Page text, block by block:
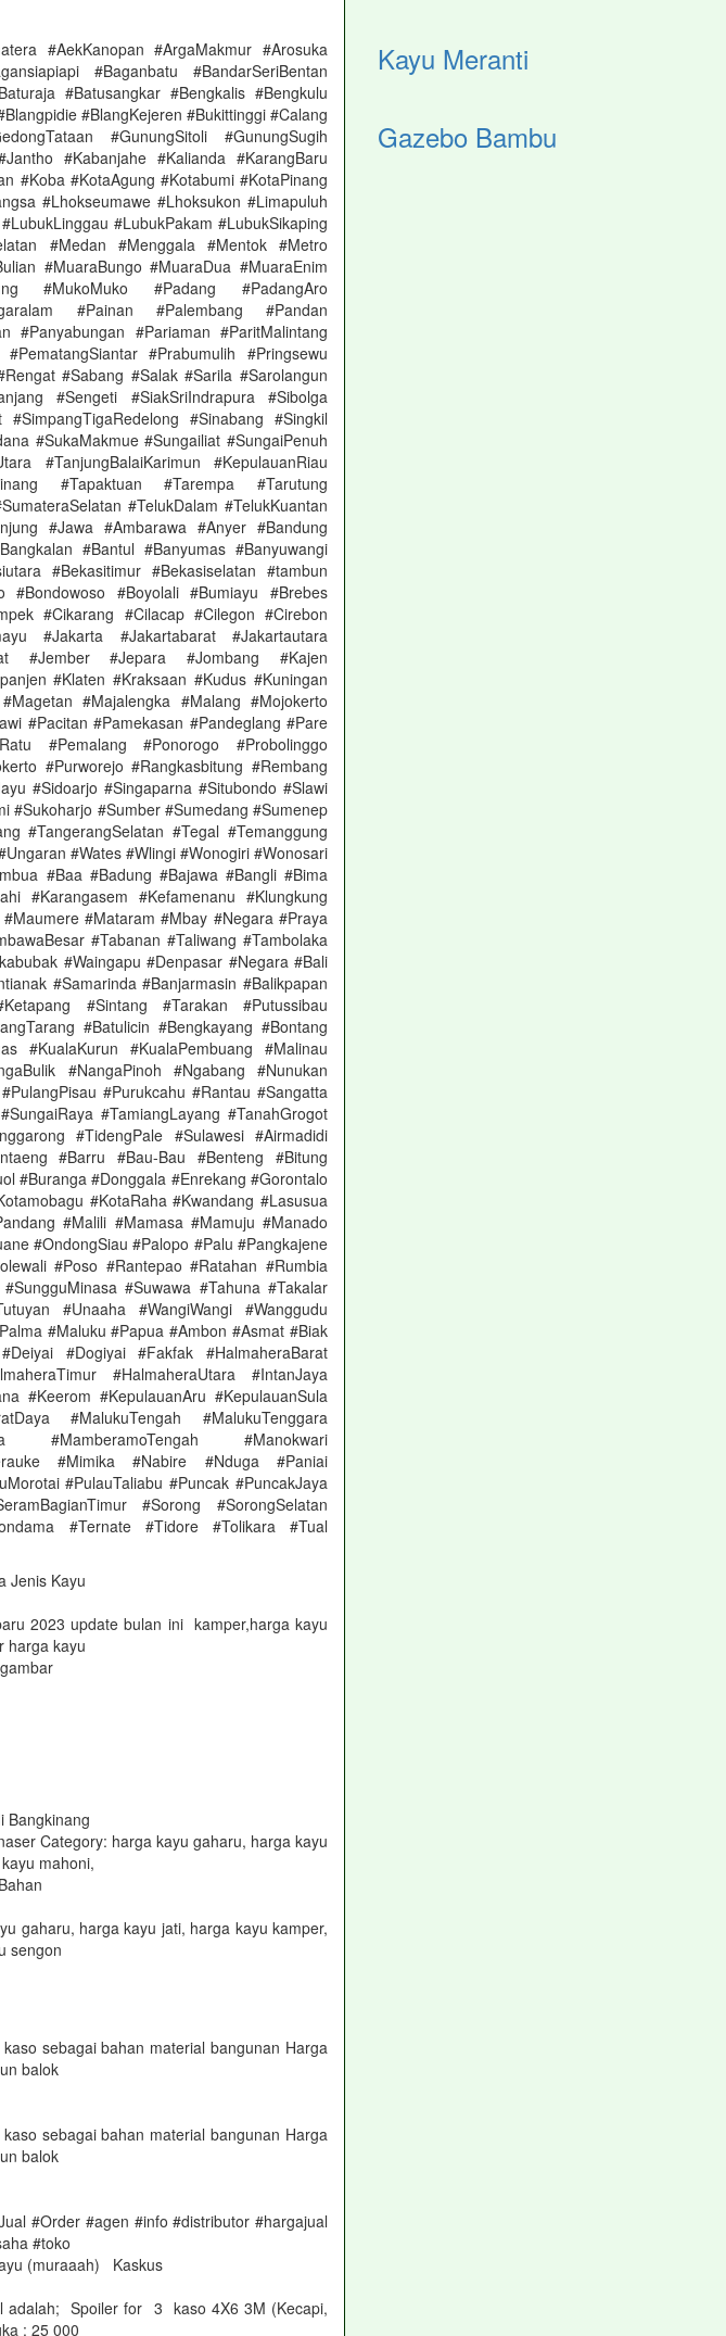
#AekKanopan #ArgaMakmur #Arosuka
#Baganbatu #BandarSeriBentan
#Batusangkar #Bengkalis #Bengkulu
#BlangKejeren #Bukittinggi #Calang
#GunungSitoli #GunungSugih
#Kabanjahe #Kalianda #KarangBaru
#Koba #KotaAgung #Kotabumi #KotaPinang
#Lhokseumawe #Lhoksukon #Limapuluh
#LubukPakam #LubukSikaping
#Medan #Menggala #Mentok #Metro
#MuaraBungo #MuaraDua #MuaraEnim
#MukoMuko #Padang #PadangAro
#Painan #Palembang #Pandan
#Panyabungan #Pariaman #ParitMalintang
#Prabumulih #Pringsewu
#Sabang #Salak #Sarila #Sarolangun
#Sengeti #SiakSriIndrapura #Sibolga
#Sinabang #Singkil
#SukaMakmue #Sungailiat #SungaiPenuh
#TanjungBalaiKarimun #KepulauanRiau
#Tapaktuan #Tarempa #Tarutung
#TelukDalam #TelukKuantan
#Jawa #Ambarawa #Anyer #Bandung
#Bantul #Banyumas #Banyuwangi
#Bekasitimur #Bekasiselatan #tambun
#Boyolali #Bumiayu #Brebes
#Cikarang #Cilacap #Cilegon #Cirebon
#Jakarta #Jakartabarat #Jakartautara
#Jember #Jepara #Jombang #Kajen
#Klaten #Kraksaan #Kudus #Kuningan
#Majalengka #Malang #Mojokerto
#Pacitan #Pamekasan #Pandeglang #Pare
#Pemalang #Ponorogo #Probolinggo
#Purworejo #Rangkasbitung #Rembang
#Sidoarjo #Singaparna #Situbondo #Slawi
#Sukoharjo #Sumber #Sumedang #Sumenep
#TangerangSelatan #Tegal #Temanggung
#Wates #Wlingi #Wonogiri #Wonosari
#Baa #Badung #Bajawa #Bangli #Bima
#Karangasem #Kefamenanu #Klungkung
#Mataram #Mbay #Negara #Praya
#Tabanan #Taliwang #Tambolaka
#Waingapu #Denpasar #Negara #Bali
#Samarinda #Banjarmasin #Balikpapan
#Sintang #Tarakan #Putussibau
#Batulicin #Bengkayang #Bontang
#KualaKurun #KualaPembuang #Malinau
#NangaPinoh #Ngabang #Nunukan
#Purukcahu #Rantau #Sangatta
#TamiangLayang #TanahGrogot
#TidengPale #Sulawesi #Airmadidi
#Barru #Bau-Bau #Benteng #Bitung
#Buranga #Donggala #Enrekang #Gorontalo
#KotaRaha #Kwandang #Lasusua
#Malili #Mamasa #Mamuju #Manado
#OndongSiau #Palopo #Palu #Pangkajene
#Poso #Rantepao #Ratahan #Rumbia
#Suwawa #Tahuna #Takalar
#Unaaha #WangiWangi #Wanggudu
#Maluku #Papua #Ambon #Asmat #Biak
#Dogiyai #Fakfak #HalmaheraBarat
#HalmaheraUtara #IntanJaya
#Keerom #KepulauanAru #KepulauanSula
#MalukuTengah #MalukuTenggara
#MamberamoTengah #Manokwari
#Mimika #Nabire #Nduga #Paniai
#PulauTaliabu #Puncak #PuncakJaya
#Sorong #SorongSelatan
#Ternate #Tidore #Tolikara #Tual
Jenis Kayu
2023 update bulan ini kamper,harga kayu
harga kayu
Bangkinang
Category: harga kayu gaharu, harga kayu
mahoni,
gaharu, harga kayu jati, harga kayu kamper,
sengon
sebagai bahan material bangunan Harga
balok
sebagai bahan material bangunan Harga
balok
#Order #agen #info #distributor #hargajual
#toko
(muraaah) Kaskus
Spoiler for 3 kaso 4X6 3M (Kecapi,
: 25 000
Kayu Meranti
Gazebo Bambu